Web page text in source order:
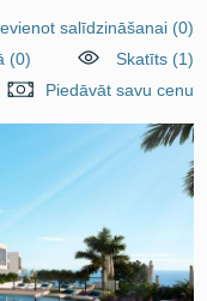
salīdzināšanai(0)
(0)
Skatīts (1)
Piedāvāt savu cenu